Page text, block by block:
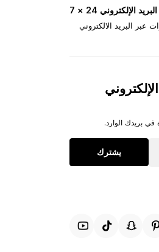
الإلكتروني 24 × 7
عبر البريد الالكتروني
بريدك الوارد.
يشترك